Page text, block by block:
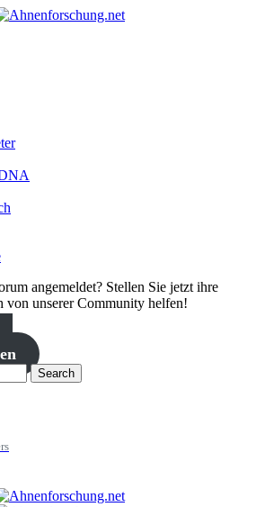
angemeldet? Stellen Sie jetzt ihre
von unserer Community helfen!
Search